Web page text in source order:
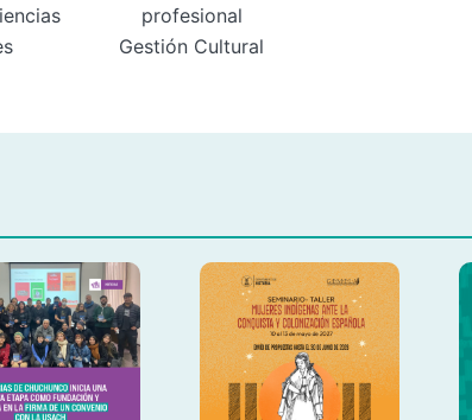
profesional
Gestión Cultural